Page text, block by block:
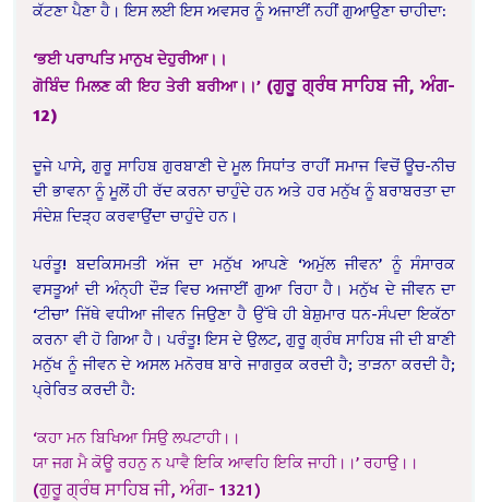
ਕੱਟਣਾ ਪੈਣਾ ਹੈ। ਇਸ ਲਈ ਇਸ ਅਵਸਰ ਨੂੰ ਅਜਾਈਂ ਨਹੀਂ ਗੁਆਉਣਾ ਚਾਹੀਦਾ:
‘ਭਈ ਪਰਾਪਤਿ ਮਾਨੁਖ ਦੇਹੁਰੀਆ।।
ਗੋਬਿੰਦ ਮਿਲਣ ਕੀ ਇਹ ਤੇਰੀ ਬਰੀਆ।।’ (ਗੁਰੂ ਗ੍ਰੰਥ ਸਾਹਿਬ ਜੀ, ਅੰਗ-
12)
ਦੂਜੇ ਪਾਸੇ, ਗੁਰੂ ਸਾਹਿਬ ਗੁਰਬਾਣੀ ਦੇ ਮੂਲ ਸਿਧਾਂਤ ਰਾਹੀਂ ਸਮਾਜ ਵਿਚੋਂ ਊਚ-ਨੀਚ
ਦੀ ਭਾਵਨਾ ਨੂੰ ਮੂਲੋਂ ਹੀ ਰੱਦ ਕਰਨਾ ਚਾਹੁੰਦੇ ਹਨ ਅਤੇ ਹਰ ਮਨੁੱਖ ਨੂੰ ਬਰਾਬਰਤਾ ਦਾ
ਸੰਦੇਸ਼ ਦਿੜ੍ਹ ਕਰਵਾਉਂਦਾ ਚਾਹੁੰਦੇ ਹਨ।
ਪਰੰਤੂ! ਬਦਕਿਸਮਤੀ ਅੱਜ ਦਾ ਮਨੁੱਖ ਆਪਣੇ ‘ਅਮੁੱਲ ਜੀਵਨ’ ਨੂੰ ਸੰਸਾਰਕ
ਵਸਤੂਆਂ ਦੀ ਅੰਨ੍ਹੀ ਦੌੜ ਵਿਚ ਅਜਾਈਂ ਗੁਆ ਰਿਹਾ ਹੈ। ਮਨੁੱਖ ਦੇ ਜੀਵਨ ਦਾ
‘ਟੀਚਾ’ ਜਿੱਥੇ ਵਧੀਆ ਜੀਵਨ ਜਿਉਣਾ ਹੈ ਉੱਥੇ ਹੀ ਬੇਸ਼ੁਮਾਰ ਧਨ-ਸੰਪਦਾ ਇਕੱਠਾ
ਕਰਨਾ ਵੀ ਹੋ ਗਿਆ ਹੈ। ਪਰੰਤੂ! ਇਸ ਦੇ ਉਲਟ, ਗੁਰੂ ਗ੍ਰੰਥ ਸਾਹਿਬ ਜੀ ਦੀ ਬਾਣੀ
ਮਨੁੱਖ ਨੂੰ ਜੀਵਨ ਦੇ ਅਸਲ ਮਨੋਰਥ ਬਾਰੇ ਜਾਗਰੁਕ ਕਰਦੀ ਹੈ; ਤਾੜਨਾ ਕਰਦੀ ਹੈ;
ਪ੍ਰੇਰਿਤ ਕਰਦੀ ਹੈ:
‘ਕਹਾ ਮਨ ਬਿਖਿਆ ਸਿਉ ਲਪਟਾਹੀ।।
ਯਾ ਜਗ ਮੈ ਕੋਊ ਰਹਨੁ ਨ ਪਾਵੈ ਇਕਿ ਆਵਹਿ ਇਕਿ ਜਾਹੀ।।’ ਰਹਾਉ।।
(ਗੁਰੂ ਗ੍ਰੰਥ ਸਾਹਿਬ ਜੀ, ਅੰਗ- 1321)